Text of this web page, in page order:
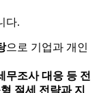
다.
으로 기업과 개인
무조사 대응 등 전
절세 전략과 지